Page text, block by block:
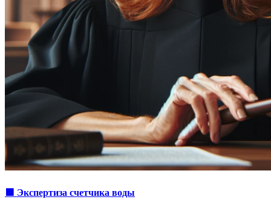
🟩 Экспертиза счетчика воды